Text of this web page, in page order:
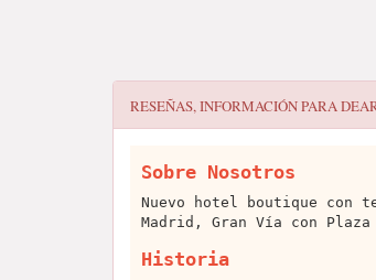
RESEÑAS, INFORMACIÓN PARA
Sobre Nosotros
Nuevo hotel boutique con
Madrid, Gran Vía con Plaza
Historia